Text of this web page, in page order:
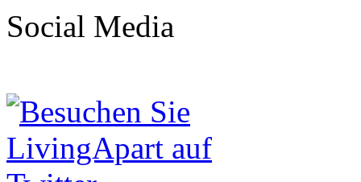
Social Media